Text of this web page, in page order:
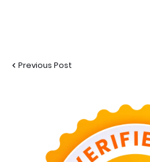
Previous Post